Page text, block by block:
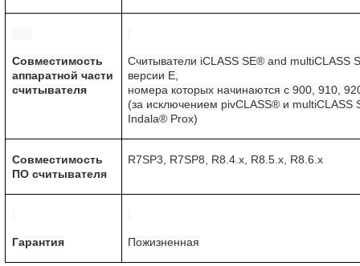
Совместимость
аппаратной части
считывателя
Считыватели iCLASS SE®and multiCLASS
версии E
номера которых начинаются с 900, 910,
(за исключением pivCLASS® и multiCLASS
Indala® Prox)
Совместимость
ПО считывателя
R7SP3, R7SP8, R8.4.x, R8.5.x, R8.6.x
Гарантия Пожизненная